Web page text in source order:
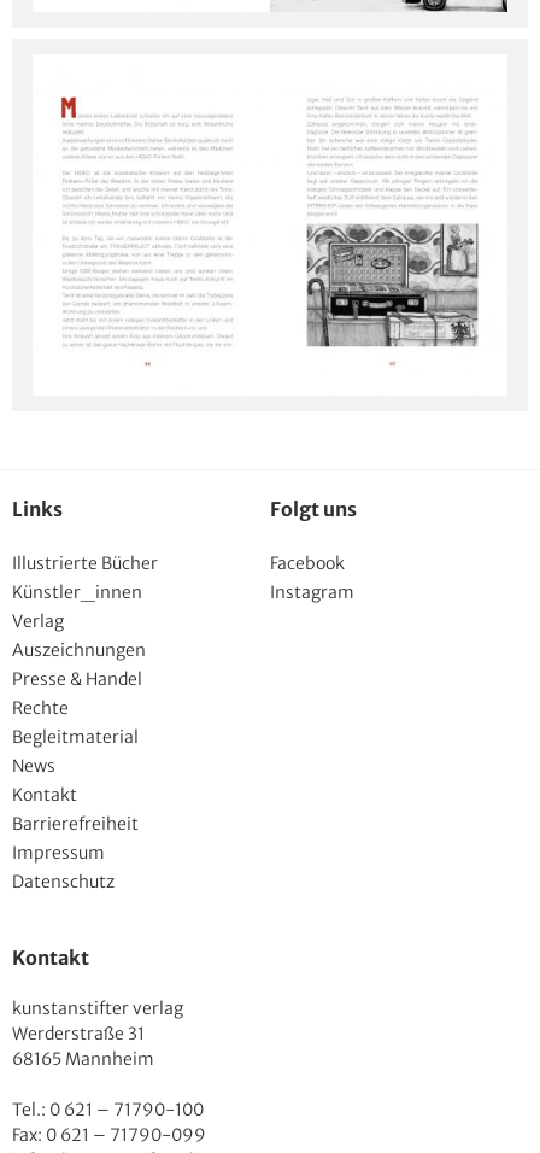
Links
Illustrierte Bücher
Künstler_innen
Verlag
Auszeichnungen
Presse & Handel
Rechte
Begleitmaterial
News
Kontakt
Barrierefreiheit
Impressum
Datenschutz
Folgt uns
Facebook
Instagram
Kontakt
kunstanstifter verlag
Werderstraße 31
68165 Mannheim
Tel.: 0 621 – 71790-100
Fax: 0 621 – 71790-099